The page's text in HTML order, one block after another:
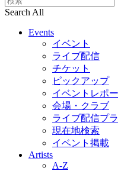
Search All
Events
イベント
ライブ配信
チケット
ピックアップ
イベントレポ
会場・クラブ
ライブ配信プ
現在地検索
イベント掲載
Artists
A-Z